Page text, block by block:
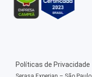
Políticas de Privacidade